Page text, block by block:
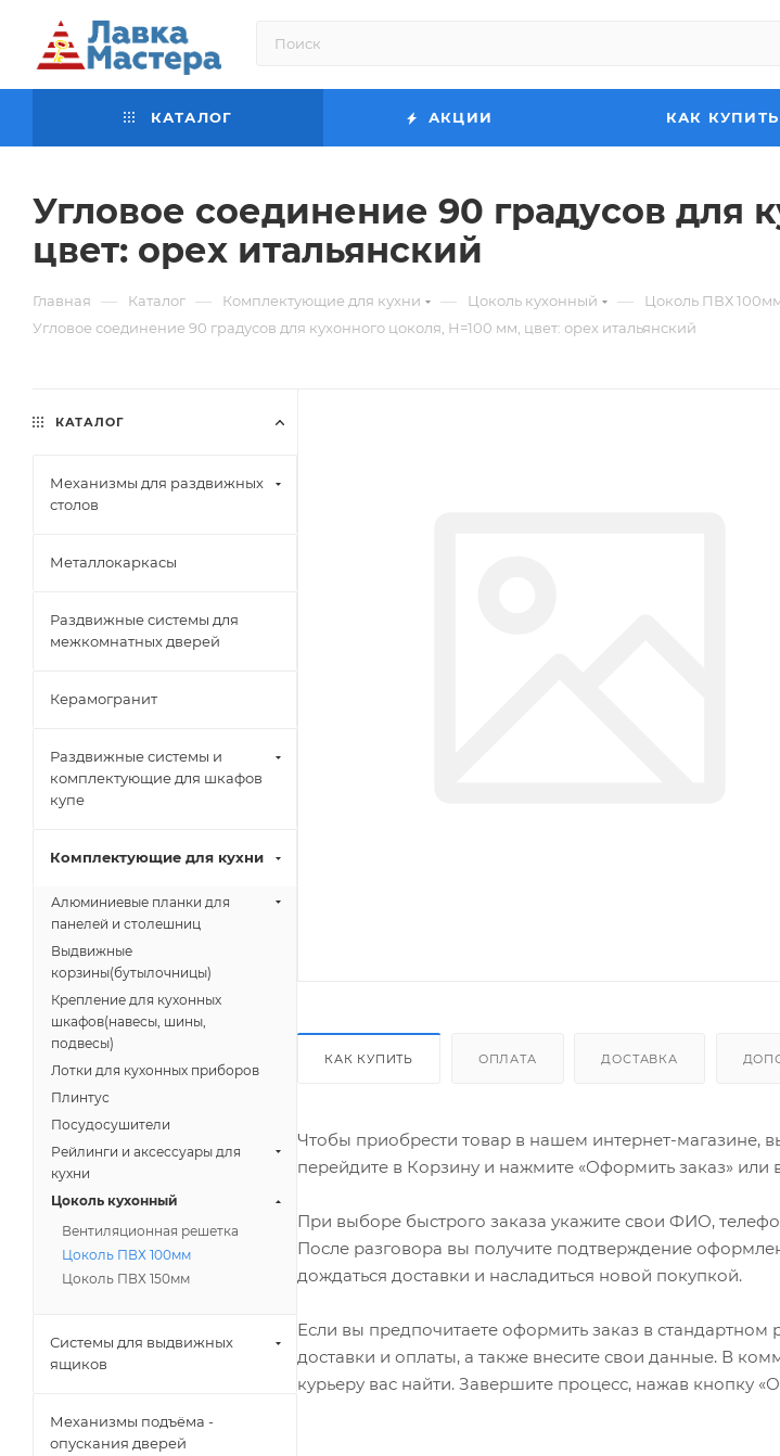
КАТАЛОГ АКЦИИ КАК КУПИТЬ
Угловое соединение 90 градусов для
цвет: орех итальянский
Главная — Каталог — Комплектующие для кухни — Цоколь кухонный — Цоколь ПВХ
Угловое соединение 90 градусов для кухонного цоколя, Н=100 мм, цвет: орех итальянский
КАК КУПИТЬ ОПЛАТА ДОСТАВКА
Чтобы приобрести товар в нашем интернет-магазине,
перейдите в Корзину и нажмите «Оформить заказ» или
При выборе быстрого заказа укажите свои ФИО,
После разговора вы получите подтверждение
дождаться доставки и насладиться новой покупкой.
Если вы предпочитаете оформить заказ в
доставки и оплаты, а также внесите свои данные. В
курьеру вас найти. Завершите процесс, нажав кнопку
КАТАЛОГ
Механизмы для раздвижных
столов
Металлокаркасы
Раздвижные системы для
межкомнатных дверей
Керамогранит
Раздвижные системы и
комплектующие для шкафов
купе
Комплектующие для кухни
Алюминиевые планки для
панелей и столешниц
Выдвижные
корзины(бутылочницы)
Крепление для кухонных
шкафов(навесы, шины,
подвесы)
Лотки для кухонных приборов
Плинтус
Посудосушители
Рейлинги и аксессуары для
кухни
Цоколь кухонный
Вентиляционная решетка
Цоколь ПВХ 100мм
Цоколь ПВХ 150мм
Системы для выдвижных
ящиков
Механизмы подъёма -
опускания дверей